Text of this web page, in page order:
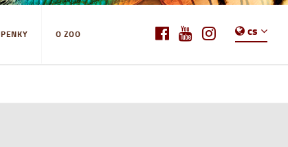
O ZOO cs